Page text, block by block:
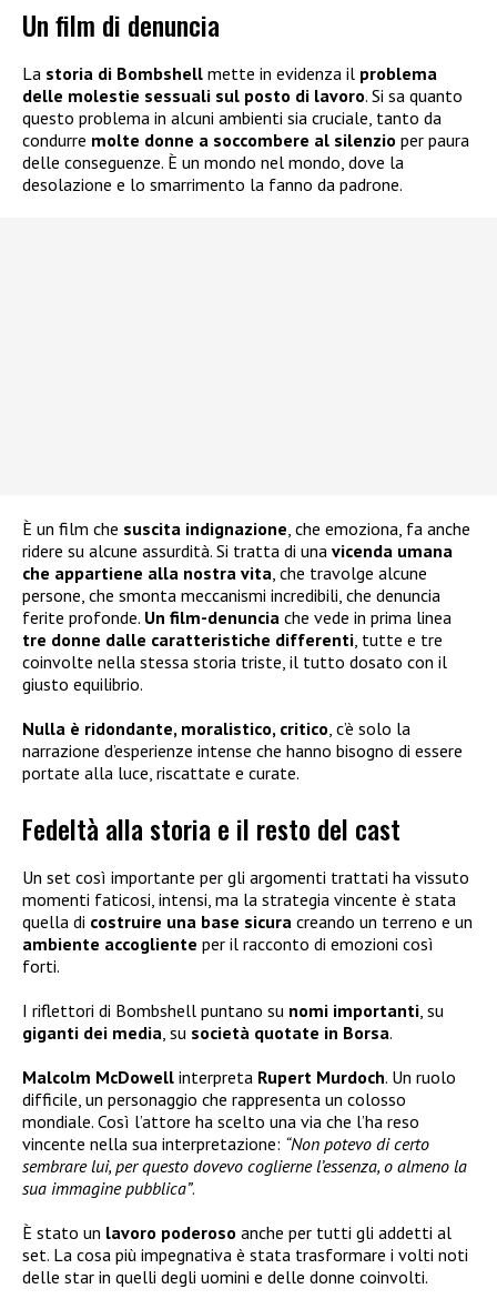
Un film di denuncia
La storia di Bombshell mette in evidenza il problema
delle molestie sessuali sul posto di lavoro. Si sa quanto
questo problema in alcuni ambienti sia cruciale, tanto da
condurre molte donne a soccombere al silenzio per paura
delle conseguenze. È un mondo nel mondo, dove la
desolazione e lo smarrimento la fanno da padrone.
È un film che suscita indignazione , che emoziona, fa anche
ridere su alcune assurdità. Si tratta di una vicenda umana
che appartiene alla nostra vita , che travolge alcune
persone, che smonta meccanismi incredibili, che denuncia
ferite profonde. Un film-denuncia che vede in prima linea
tre donne dalle caratteristiche differenti , tutte e tre
coinvolte nella stessa storia triste, il tutto dosato con il
giusto equilibrio.
Nulla è ridondante, moralistico, critico , c’è solo la
narrazione d’esperienze intense che hanno bisogno di essere
portate alla luce, riscattate e curate.
Fedeltà alla storia e il resto del cast
Un set così importante per gli argomenti trattati ha vissuto
momenti faticosi, intensi, ma la strategia vincente è stata
quella di costruire una base sicura creando un terreno e un
ambiente accogliente per il racconto di emozioni così
forti.
I riflettori di Bombshell puntano su nomi importanti, su
giganti dei media, su società quotate in Borsa.
Malcolm McDowell interpreta Rupert Murdoch. Un ruolo
difficile, un personaggio che rappresenta un colosso
mondiale. Così l’attore ha scelto una via che l’ha reso
vincente nella sua interpretazione: “Non potevo di certo
sembrare lui, per questo dovevo coglierne l’essenza, o almeno la
sua immagine pubblica”.
È stato un lavoro poderoso anche per tutti gli addetti al
set. La cosa più impegnativa è stata trasformare i volti noti
delle star in quelli degli uomini e delle donne coinvolti.